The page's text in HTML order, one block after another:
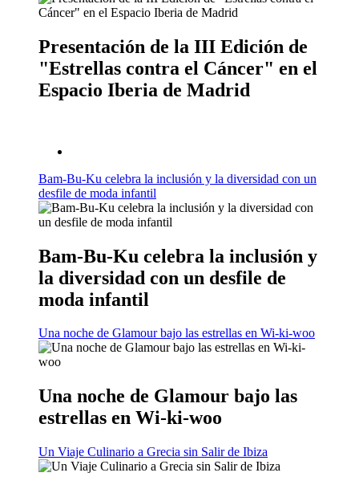
Presentación de la III Edición de
"Estrellas contra el Cáncer" en el
Espacio Iberia de Madrid
Bam-Bu-Ku celebra la inclusión y la diversidad con un
desfile de moda infantil
Bam-Bu-Ku celebra la inclusión y
la diversidad con un desfile de
moda infantil
Una noche de Glamour bajo las estrellas en Wi-ki-woo
Una noche de Glamour bajo las
estrellas en Wi-ki-woo
Un Viaje Culinario a Grecia sin Salir de Ibiza